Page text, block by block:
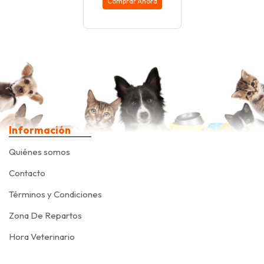
Información
Quiénes somos
Contacto
Términos y Condiciones
Zona De Repartos
Hora Veterinario